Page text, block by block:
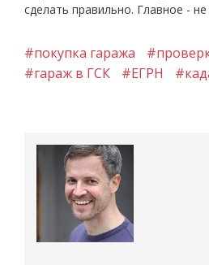
сделать правильно. Главное -
#покупка гаража
#гараж в ГСК
#ЕГРН